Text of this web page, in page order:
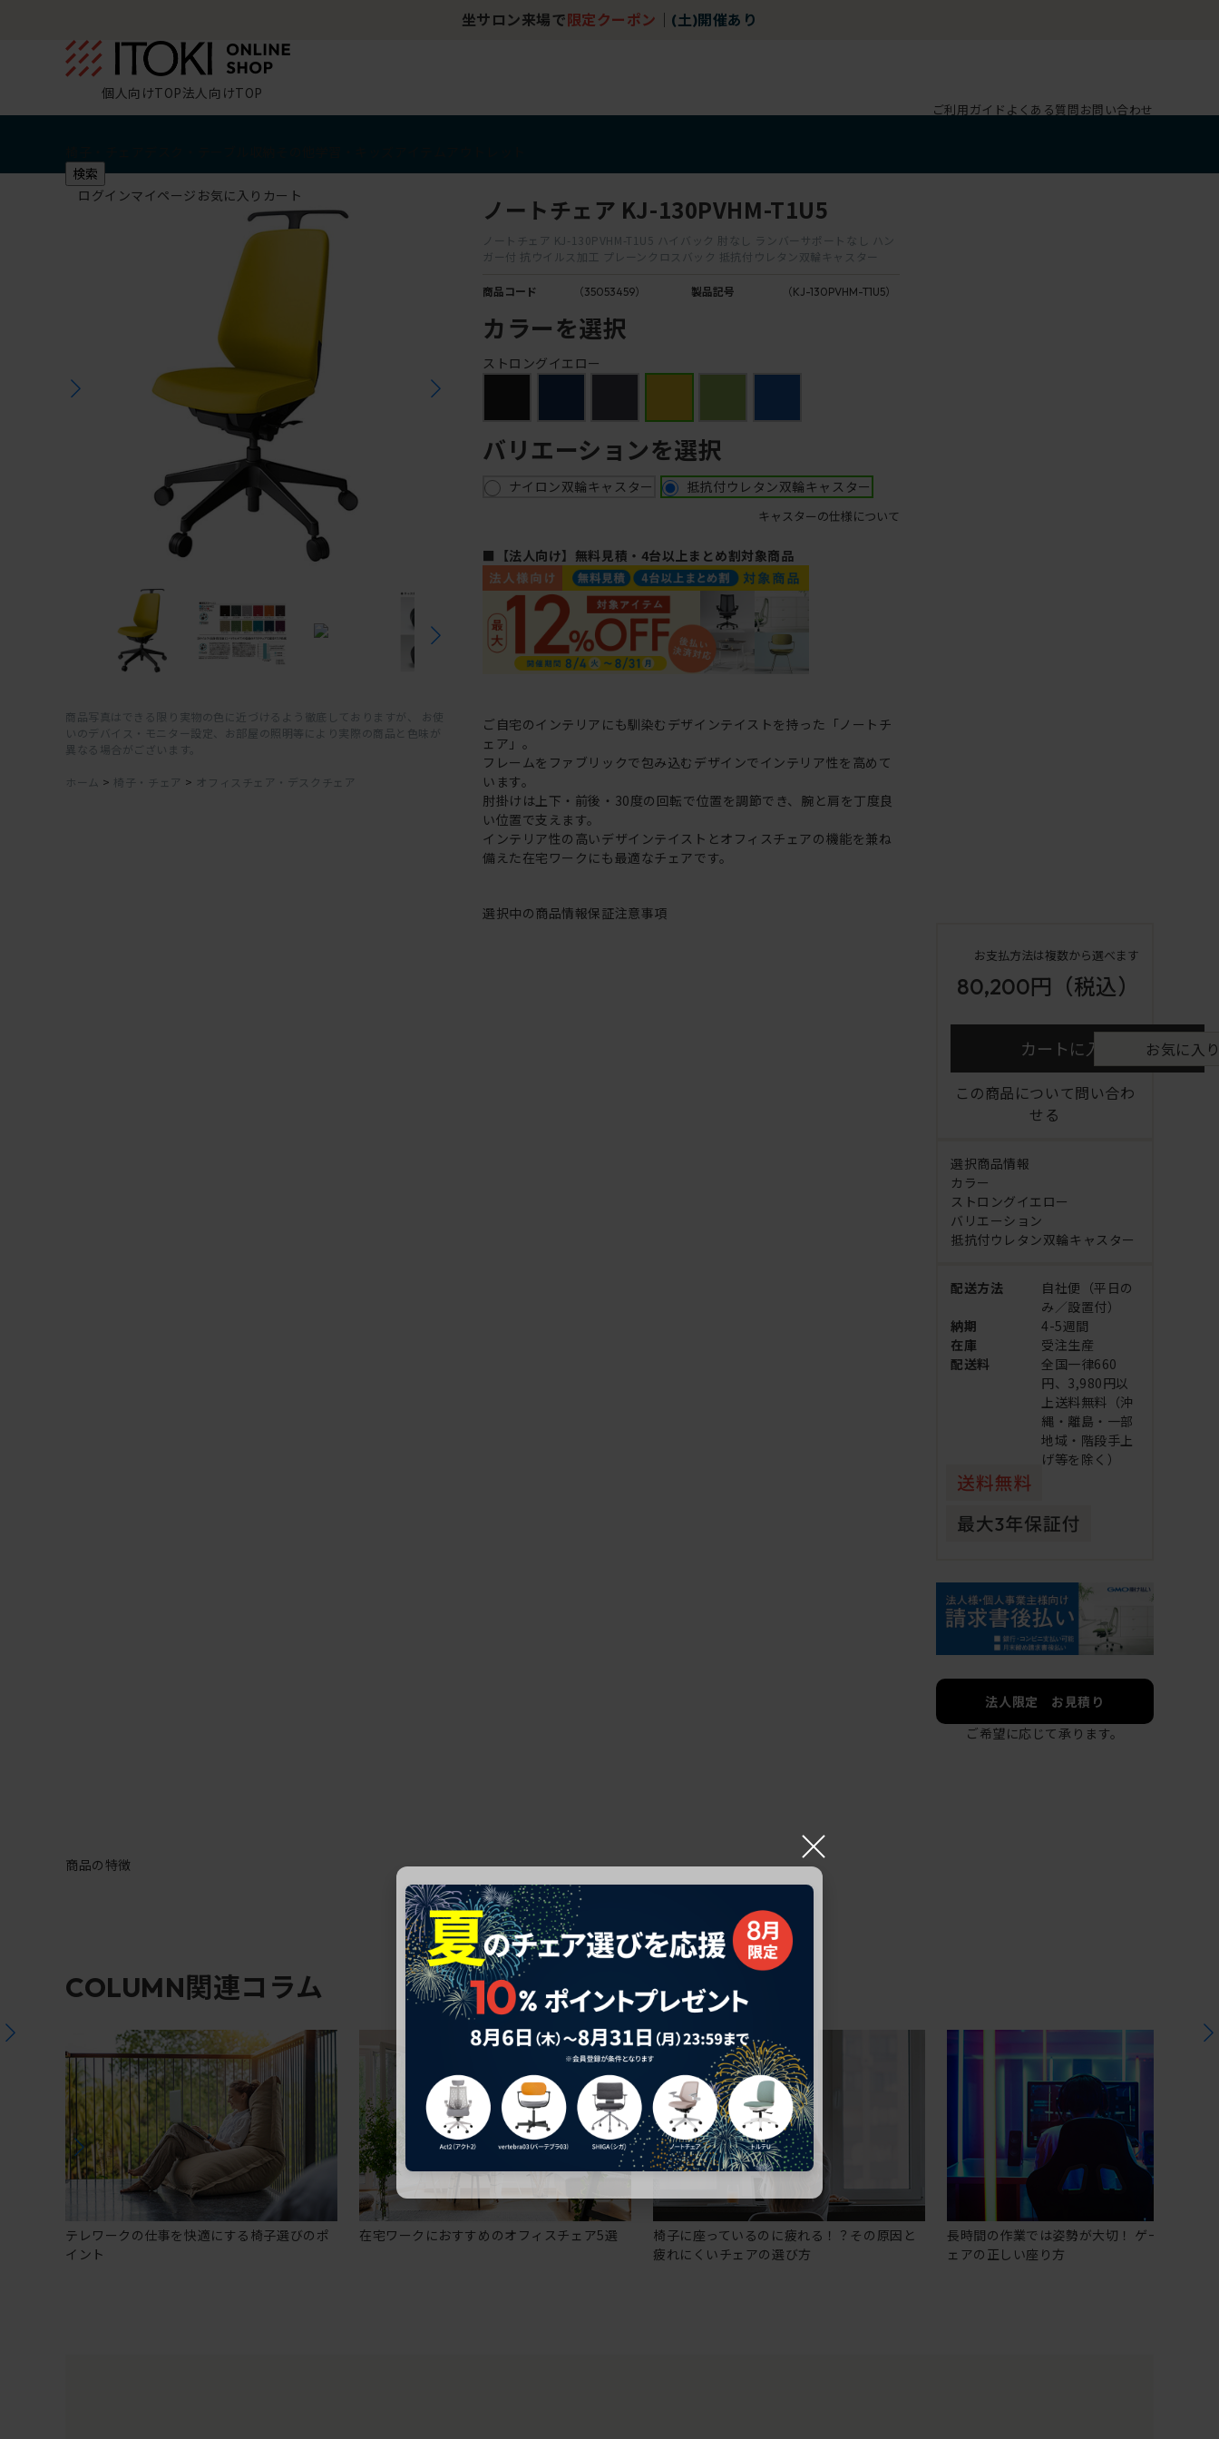
坐サロン来場で 限定クーポン (土)開催あり
個人向けTOP法人向けTOP
ご利用ガイド よくある質問お問い合わせ
検索
ログインマイページ お気に入り カート
商品写真はできる限り実物の色に近づけるよう徹底しておりますが、 お使
いのデバイス・モニター設定、お部屋の照明等により実際の商品と色味が
異なる場合がございます。
ホーム > 椅子・チェア > オフィスチェア・デスクチェア
ノートチェア KJ-130PVHM-T1U5
ノートチェア KJ-130PVHM-T1U5 ハイバック 肘なし ランバーサポートなし ハン
ガー付 抗ウイルス加工 プレーンクロスバック 抵抗付ウレタン双輪キャスター
商品コード （35053459） 製品記号 （KJ-130PVHM-T1U5）
カラーを選択
ストロングイエロー
バリエーションを選択
ナイロン双輪キャスター 抵抗付ウレタン双輪キャスター
キャスターの仕様について
■【法人向け】無料見積・4台以上まとめ割対象商品
ご自宅のインテリアにも馴染むデザインテイストを持った「ノートチ
ェア」。
フレームをファブリックで包み込むデザインでインテリア性を高めて
います。
肘掛けは上下・前後・30度の回転で位置を調節でき、腕と肩を丁度良
い位置で支えます。
インテリア性の高いデザインテイストとオフィスチェアの機能を兼ね
備えた在宅ワークにも最適なチェアです。
選択中の商品情報保証注意事項
お支払方法は複数から選べます
80,200円 （税込）
カートに入れる お気に入
この商品について問い合わ
せる
選択商品情報
カラー
ストロングイエロー
バリエーション
抵抗付ウレタン双輪キャスター
配送方法
自社便（平日の
み／設置付）
納期
4-5週間
在庫
受注生産
配送料
全国一律660
円、3,980円以
上送料無料（沖
縄・離島・一部
地域・階段手上
げ等を除く）
法人限定 お見積り
ご希望に応じて承ります。
商品の特徴
COLUMN関連コラム
テレワークの仕事を快適にする椅子選びのポ
イント
在宅ワークにおすすめのオフィスチェア5選
椅子に座っているのに疲れる！？その原因と
疲れにくいチェアの選び方
長時間の作業では姿勢が大切！ ゲーミングチ
ェアの正しい座り方
×